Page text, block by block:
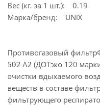
аэрозолей фильтр
Используються
масками:
UNIX 5000
UNIX 5100
Вес (кг. за 1 шт.): 0.19
Марка/бренд: UNIX
Противогазовый
502 А2 (ДОТэко 120
очистки вдыхаемого
веществ в составе
фильтрующего